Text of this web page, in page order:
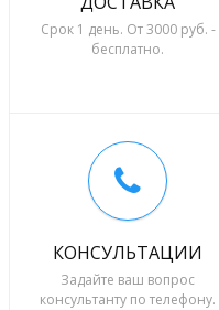
Срок 1 день. От 3000 руб. -
бесплатно.
КОНСУЛЬТАЦИИ
Задайте ваш вопрос
консультанту по телефону.